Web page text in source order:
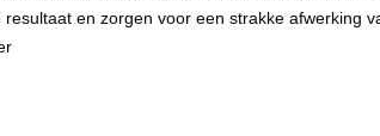
en zorgen voor een strakke afwerking